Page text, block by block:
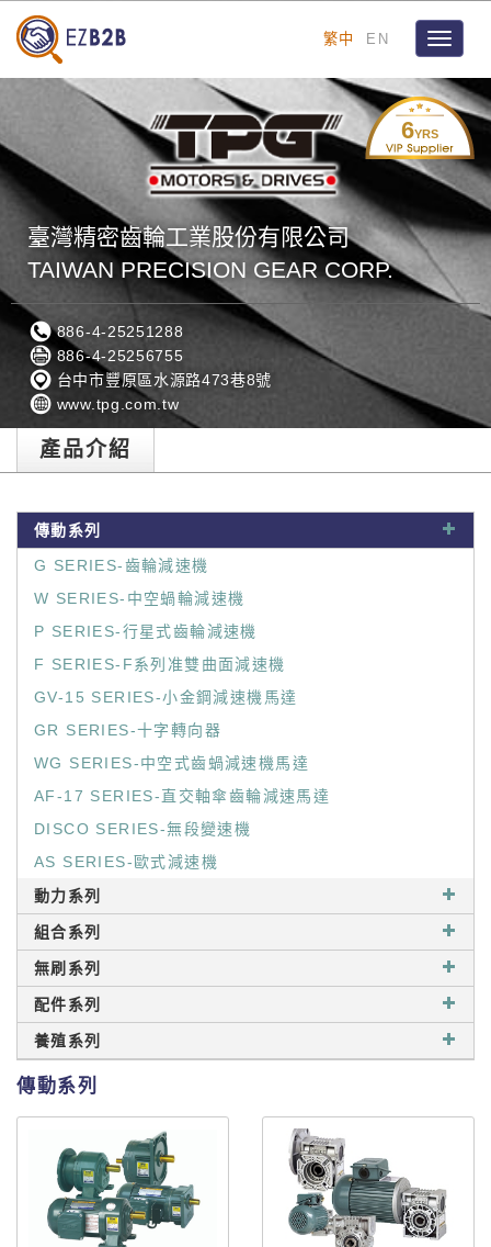
繁中 EN
Toggle
6YRS
臺灣精密齒輪工業股份有限公司
TAIWAN PRECISION GEAR CORP.
886-4-25251288
886-4-25256755
台中市豐原區水源路473巷8號
www.tpg.com.tw
產品介紹
傳動系列
G SERIES-齒輪減速機
W SERIES-中空蝸輪減速機
P SERIES-行星式齒輪減速機
F SERIES-F系列准雙曲面減速機
GV-15 SERIES-小金鋼減速機馬達
GR SERIES-十字轉向器
WG SERIES-中空式齒蝸減速機馬達
AF-17 SERIES-直交軸傘齒輪減速馬達
DISCO SERIES-無段變速機
AS SERIES-歐式減速機
動力系列
組合系列
無刷系列
配件系列
養殖系列
傳動系列